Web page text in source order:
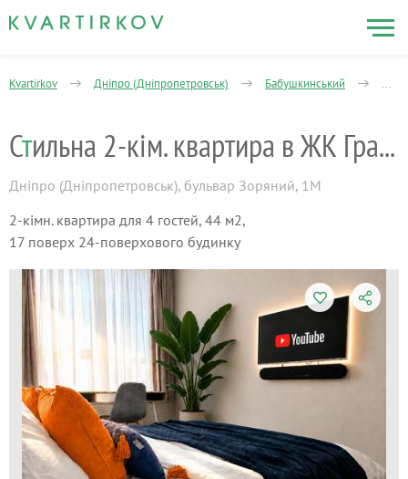
Kvartirkov Дніпро (Дніпропетровськ) Бабушкинський 2-
Ст ильна 2-кім. квартира в ЖК Грані.
Дніпро (Дніпропетровськ), бульвар Зоряний, 1М
2-кімн. квартира для 4 гостей, 44 м2,
17 поверх 24-поверхового будинку